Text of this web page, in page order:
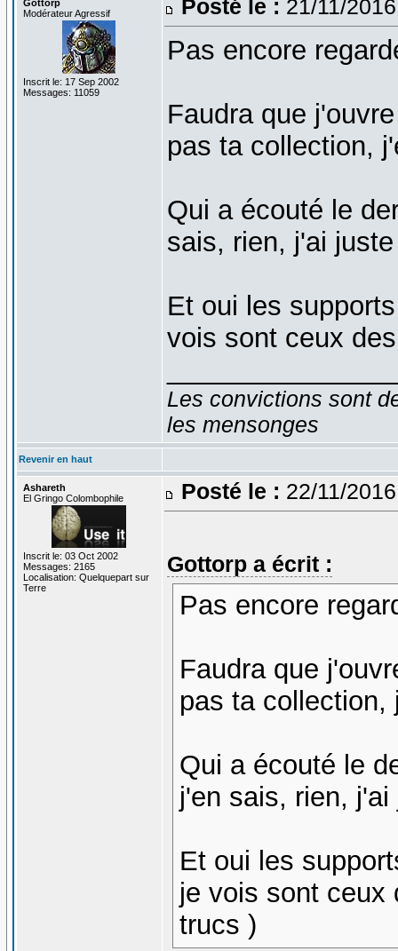
Gottorp
Modérateur Agressif
Inscrit le: 17 Sep 2002
Messages: 11059
Posté le : 21/11/
Pas encore
Faudra que
pas ta collection,
Qui a écouté le
sais, rien, j'ai
Et oui les
vois sont ceux
Les convictions sont
les mensonges
Revenir en haut
Ashareth
El Gringo Colombophile
Inscrit le: 03 Oct 2002
Messages: 2165
Localisation: Quelquepart sur
Terre
Posté le : 22/11/
Gottorp a écrit :
Pas encore
Faudra que
pas ta collection,
Qui a écouté le
j'en sais, rien,
Et oui les
je vois sont ceux
trucs )